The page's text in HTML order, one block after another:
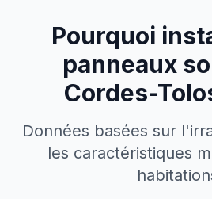
Pourquoi
panneaux
Cordes-
Données basées sur
les caractéristiques